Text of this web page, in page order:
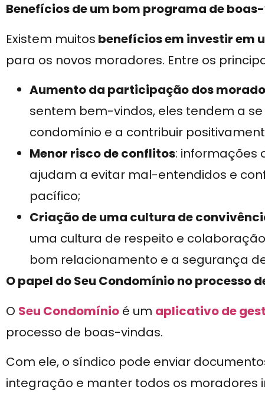
Benefícios de um bom programa de
Existem muitos benefícios em investir em
para os novos moradores. Entre os
Aumento da participação dos
sentem bem-vindos, eles tendem a
condomínio e a contribuir
Menor risco de conflitos: informações
ajudam a evitar mal-entendidos e
pacífico;
Criação de uma cultura de
uma cultura de respeito e
bom relacionamento e a segurança
O papel do Seu Condomínio no processo
O Seu Condomínio é um aplicativo de
processo de boas-vindas.
Com ele, o síndico pode enviar
integração e manter todos os moradores